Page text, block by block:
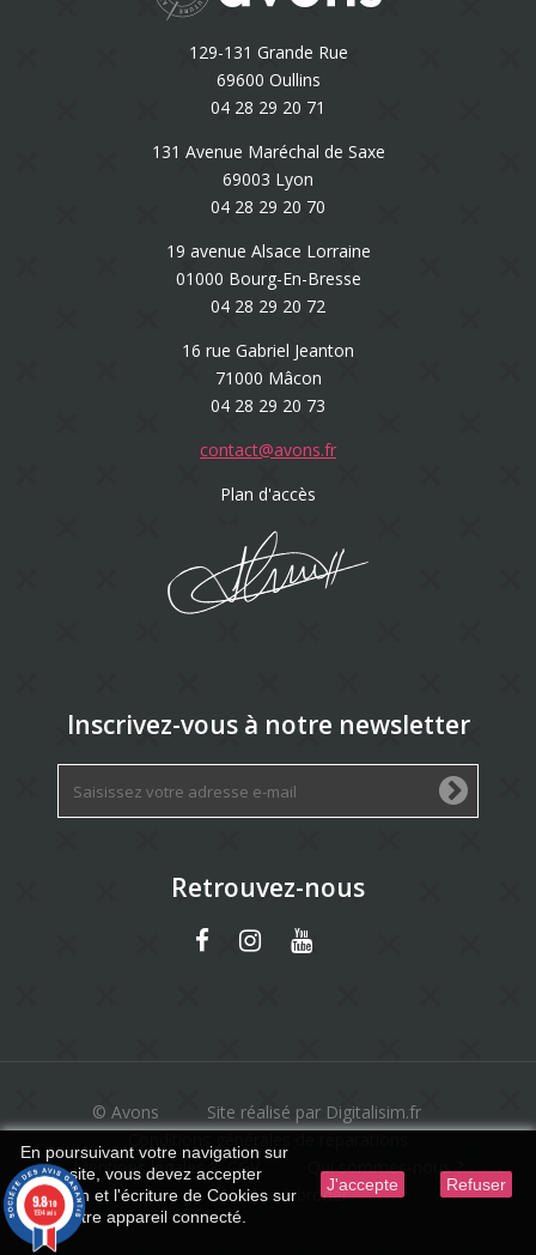
129-131 Grande Rue
69600 Oullins
04 28 29 20 71
131 Avenue Maréchal de Saxe
69003 Lyon
04 28 29 20 70
19 avenue Alsace Lorraine
01000 Bourg-En-Bresse
04 28 29 20 72
16 rue Gabriel Jeanton
71000 Mâcon
04 28 29 20 73
contact@avons.fr
Plan d'accès
Inscrivez-vous à notre newsletter
Retrouvez-nous
© Avons
Site réalisé par Digitalisim.fr
Mentions légales & CGV
Qui sommes-nous ?
Machine à broder
En poursuivant votre navigation sur
ce site, vous devez accepter
l’utilisation et l'écriture de Cookies sur
votre appareil connecté.
J'accepte Refuser
9.8/10
1594 avis